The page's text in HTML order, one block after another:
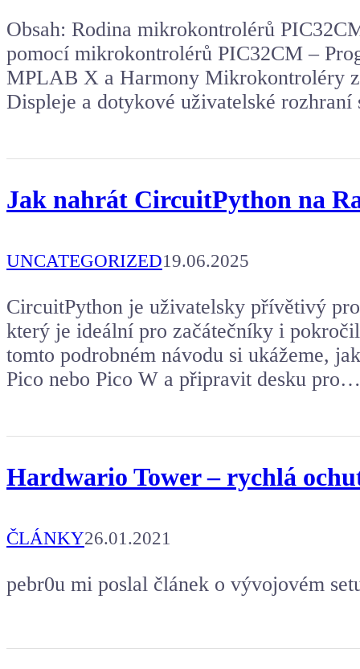
Obsah: Rodina mikrokontrolérů
pomocí mikrokontrolérů PIC32CM –
MPLAB X a Harmony Mikrokontroléry
Displeje a dotykové uživatelské
Jak nahrát CircuitPython na
UNCATEGORIZED19.06.2025
CircuitPython je uživatelsky přívětivý
který je ideální pro začátečníky i
tomto podrobném návodu si ukážeme,
Pico nebo Pico W a připravit desku pro…
Hardwario Tower – rychlá
ČLÁNKY26.01.2021
pebr0u mi poslal článek o vývojovém